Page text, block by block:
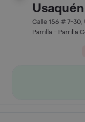
Usaquén
Calle 156 # 7-30,
Parrilla - Parrilla